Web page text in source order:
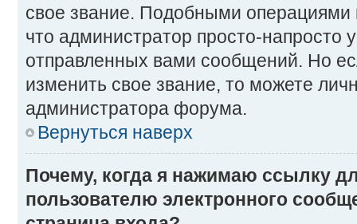
свое звание. Подобными операциями
что администратор просто-напросто
отправленных вами сообщений. Но
изменить свое звание, то можете
администратора форума.
Вернуться наверх
Почему, когда я нажимаю ссылку
пользователю электронного